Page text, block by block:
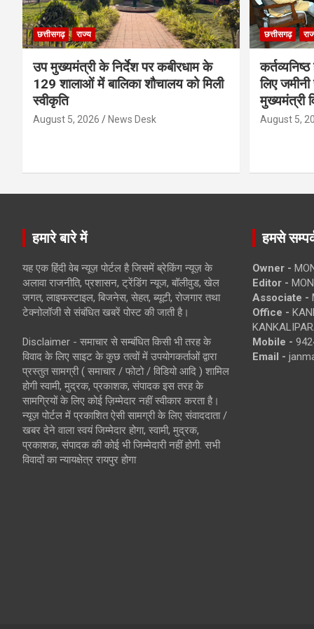
छत्तीसगढ़ राज्य
उप मुख्यमंत्री के निर्देश पर कबीरधाम के
129 शालाओं में बालिका शौचालय को मिली
स्वीकृति
August 5, 2026 News Desk
छत्तीसगढ़
लिए
मुख्यमंत्री
August 5,
हमारे बारे में
यह एक हिंदी वेब न्यूज़ पोर्टल है जिसमें ब्रेकिंग न्यूज़ के
अलावा राजनीति, प्रशासन, ट्रेंडिंग न्यूज, बॉलीवुड, खेल
जगत, लाइफस्टाइल, बिजनेस, सेहत, ब्यूटी, रोजगार तथा
टेक्नोलॉजी से संबंधित खबरें पोस्ट की जाती है।
Disclaimer - समाचार से सम्बंधित किसी भी तरह के
विवाद के लिए साइट के कुछ तत्वों में उपयोगकर्ताओं द्वारा
प्रस्तुत सामग्री ( समाचार / फोटो / विडियो आदि ) शामिल
होगी स्वामी, मुद्रक, प्रकाशक, संपादक इस तरह के
सामग्रियों के लिए कोई ज़िम्मेदार नहीं स्वीकार करता है।
न्यूज़ पोर्टल में प्रकाशित ऐसी सामग्री के लिए संवाददाता /
खबर देने वाला स्वयं जिम्मेदार होगा, स्वामी, मुद्रक,
प्रकाशक, संपादक की कोई भी जिम्मेदारी नहीं होगी. सभी
विवादों का न्यायक्षेत्र रायपुर होगा
हमसे
Owner -
Editor -
Associate -
Office -
Mobile -
Email -